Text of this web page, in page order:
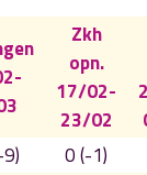
Zkh
opn.
17/02-
23/02
0 (-1)